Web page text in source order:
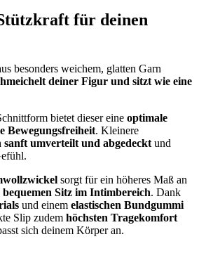
für deinen
besonders weichem, glatten Garn
deiner Figur und sitzt wie eine
bietet dieser eine optimale
Bewegungsfreiheit. Kleinere
sanft umverteilt und abgedeckt und
sorgt für ein höheres Maß an
bequemen Sitz im Intimbereich. Dank
und einem elastischen Bundgummi
Slip zudem höchsten Tragekomfort
sich deinem Körper an.